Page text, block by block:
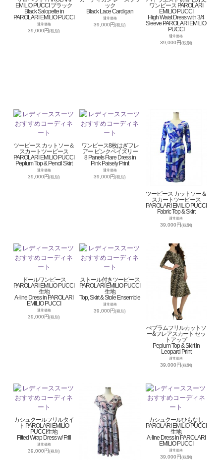
EMILIO PUCCI ブラック
Black Salopette in
PAROLARI EMILIO PUCCI
通常価格
39,000円(税別)
ック
Black Lace Cardigan
通常価格
39,000円(税別)
ワンピース PAROLARI
EMILIO PUCCI
High Waist Dress with 3/4
Sleeve PAROLARI EMILIO
PUCCI
通常価格
39,000円(税別)
ツーピース カットソー＆
スカートツーピース
PAROLARI EMILIO PUCCI
Peplum Top & Pencil Skirt
通常価格
39,000円(税別)
ワンピース8枚はぎフレ
アー ピンクペイズリー
8 Panels Flare Dress in
Pink Paisely Print
通常価格
39,000円(税別)
ツーピース カットソー＆
スカートツーピース
PAROLARI EMILIO PUCCI
Fabric Top & Skirt
通常価格
39,000円(税別)
ドールワンピース
PAROLARI EMILIO PUCCI
生地
A-line Dress in PAROLARI
EMILIO PUCCI
通常価格
39,000円(税別)
ストール付きツーピース
PAROLARI EMILIO PUCCI
生地
Top, Skirt & Stole Ensemble
通常価格
39,000円(税別)
ぺプラムフリルカットソ
ー&フレアスカート セッ
トアップ
Peplum Top & Skirt in
Leopard Print
通常価格
39,000円(税別)
カシュクールフリルタイ
ト PAROLARI EMILIO
PUCCI生地
Fitted Wrap Dress w/ Frill
通常価格
39,000円(税別)
カシュクールひもなし
PAROLARI EMILIO PUCCI
生地
A-line Dress in PAROLARI
EMILIO PUCCI
通常価格
39,000円(税別)